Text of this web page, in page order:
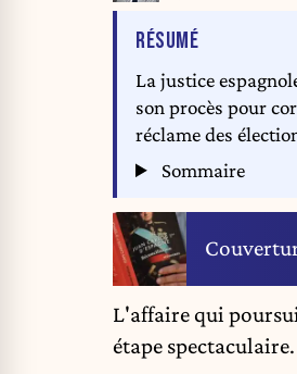
RÉSUMÉDE L'ARTICLE
La justice
son procès pour
réclame des
Sommaire
L'affaire qui
étape spectaculaire.